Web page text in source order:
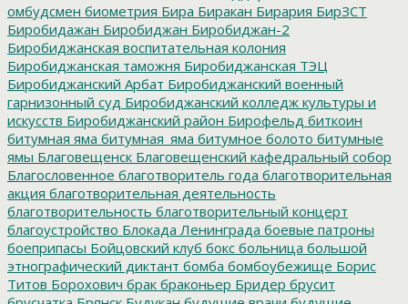
омбудсмен биометрия Бира Биракан Бирария БирЗСТ
Биробидажан Биробиджан Биробиджан-2
Биробиджанская воспитательная колония
Биробиджанская таможня Биробиджанская ТЭЦ
Биробиджанский Арбат Биробиджанский военный
гарнизонный суд Биробиджанский колледж культуры и
искусств Биробиджанский район Бирофельд биткоин
битумная яма битумная_яма битумное болото битумные
ямы Благовещенск Благовещенский кафедральный собор
Благословенное благотворитель года благотворительная
акция благотворительная деятельность
благотворительность благотворительный концерт
благоустройство Блокада Ленинграда боевые патроны
боеприпасы Бойцовский клуб бокс больница большой
этнографический диктант бомба бомбоубежище Борис
Титов Борохович брак браконьер Бридер брусит